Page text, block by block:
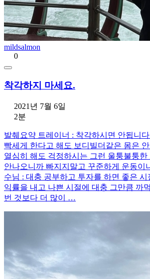
mildsalmon
0
착각하지 마세요.
2021년 7월 6일
2분
발췌요약 트레이너 : 착각하시면 안됩니
빡세게 한다고 해도 보디빌더같은 몸은
열심히 해도 걱정하시는 그런 울퉁불퉁한
안나오니까 빠지지말고 꾸준하게 운동이
수님 : 대충 공부하고 투자를 하면 좋은
익률을 내고 나쁜 시절에 대충 그만큼 까
번 것보다 더 많이 …